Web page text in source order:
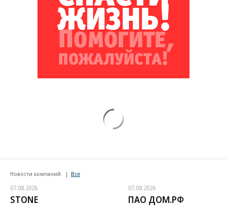
Новости компаний Все
07.08.2026
STONE
07.08.2026
ПАО ДОМ.РФ